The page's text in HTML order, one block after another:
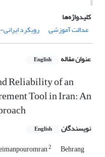
کلیدواژه‌ها
عدالت آموزشی
رویکرد
عنوان مقاله English
Reliability of an
Tool in Iran: An
نویسندگان English
2 Behrang